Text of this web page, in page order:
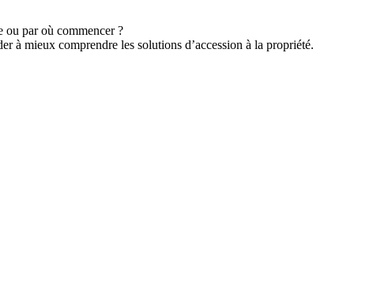
ou par où commencer ?
à mieux comprendre les solutions d’accession à la propriété.